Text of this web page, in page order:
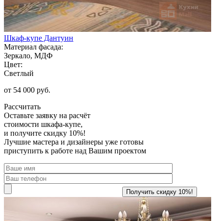
Шкаф-купе Дантуин
Материал фасада:
Зеркало, МДФ
Цвет:
Светлый
от 54 000 руб.
Рассчитать
Оставьте заявку на расчёт
стоимости шкафа-купе,
и получите скидку 10%!
Лучшие мастера и дизайнеры уже готовы
приступить к работе над Вашим проектом